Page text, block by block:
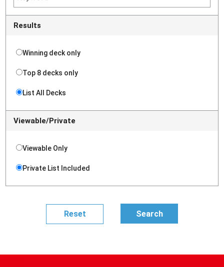
Results
Winning deck only
Top 8 decks only
List All Decks
Viewable/Private
Viewable Only
Private List Included